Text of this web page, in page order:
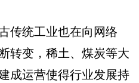
统工业也在向网络
转变，稀土、煤炭等大
成运营使得行业发展持